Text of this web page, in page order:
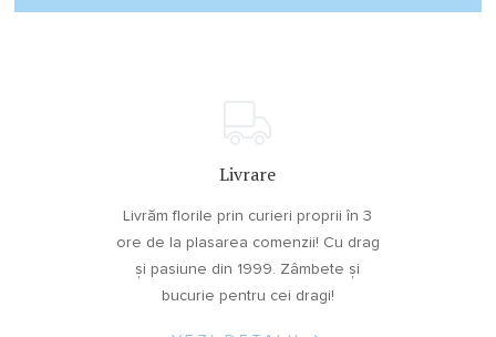
Livrare
Livrăm florile prin curieri proprii în 3
ore de la plasarea comenzii! Cu drag
și pasiune din 1999. Zâmbete și
bucurie pentru cei dragi!